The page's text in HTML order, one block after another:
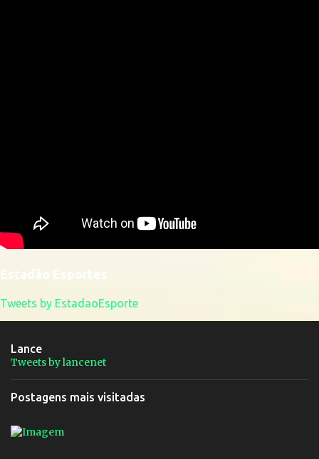
Estadão Esportes
Tweets by EstadaoEsporte
Lance
Tweets by lancenet
Postagens mais visitadas